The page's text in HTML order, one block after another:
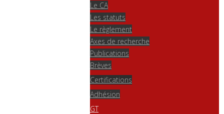
Le CA
Les statuts
Le règlement
Axes de recherche
Publications
Brèves
Certifications
Adhésion
GT